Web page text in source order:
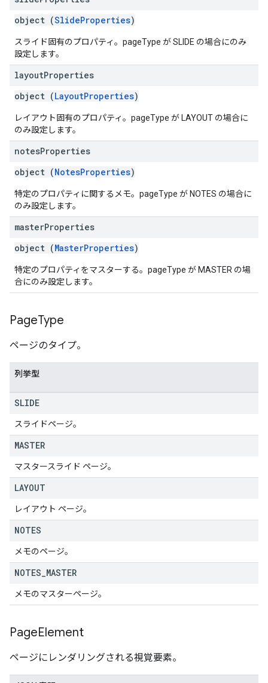
object (SlideProperties)
スライド固有のプロパティ。pageType が SLIDE の場合にのみ
設定します。
layoutProperties
object (LayoutProperties)
レイアウト固有のプロパティ。pageType が LAYOUT の場合に
のみ設定します。
notesProperties
object (NotesProperties)
特定のプロパティに関するメモ。pageType が NOTES の場合に
のみ設定します。
masterProperties
object (MasterProperties)
特定のプロパティをマスターする。pageType が MASTER の場
合にのみ設定します。
PageType
ページのタイプ。
列挙型
SLIDE
スライドページ。
MASTER
マスタースライド ページ。
LAYOUT
レイアウト ページ。
NOTES
メモのページ。
NOTES MASTER
メモのマスターページ。
PageElement
ページにレンダリングされる視覚要素。